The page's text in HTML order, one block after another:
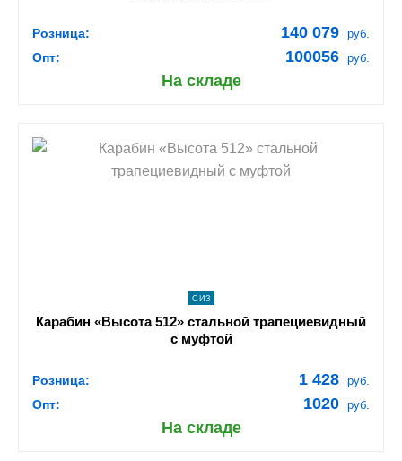
Розница: 140 079 руб.
Опт: 100056 руб.
На складе
shopping_cart В КОРЗИНУ
СИЗ
Карабин «Высота 512» стальной трапециевидный
с муфтой
Розница: 1 428 руб.
Опт: 1020 руб.
На складе